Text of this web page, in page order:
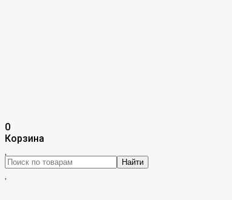
0
Корзина
Найти